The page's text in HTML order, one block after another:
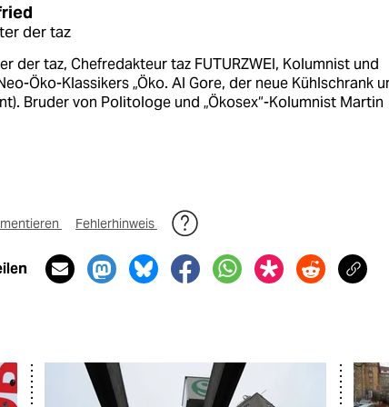
der taz
der taz, Chefredakteur taz FUTURZWEI, Kolumnist und
Öko-Klassikers „Öko. Al Gore, der neue Kühlschrank
Bruder von Politologe und „Ökosex“-Kolumnist Martin
Fehlerhinweis